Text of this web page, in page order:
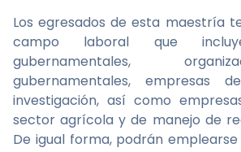
Los egresados de esta maestría
campo laboral que
gubernamentales,
gubernamentales, empresas
investigación, así como
sector agrícola y de manejo de
De igual forma, podrán